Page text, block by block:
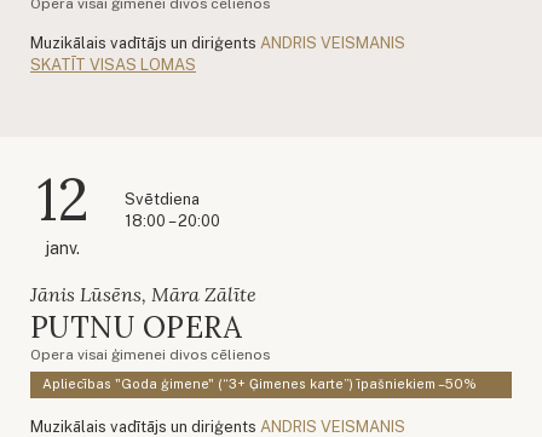
Muzikālais vadītājs un diriģents ANDRIS VEISMANIS
SKATĪT VISAS LOMAS
12
janv.
Svētdiena
18:00 – 20:00
Jānis Lūsēns, Māra Zālīte
PUTNU OPERA
Opera visai ģimenei divos cēlienos
Apliecības "Goda ģimene" (“3+ Ģimenes karte”) īpašniekiem –50%
Muzikālais vadītājs un diriģents ANDRIS VEISMANIS